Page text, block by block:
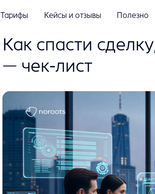
Кейсы и отзывы
Тарифы Полезно
Как спасти
— чек-лист